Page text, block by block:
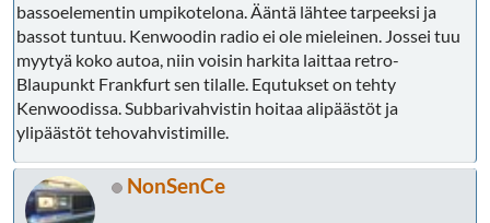
bassoelementin umpikotelona. Ääntä lähtee tarpeeksi ja
bassot tuntuu. Kenwoodin radio ei ole mieleinen. Jossei tuu
myytyä koko autoa, niin voisin harkita laittaa retro-
Blaupunkt Frankfurt sen tilalle. Equtukset on tehty
Kenwoodissa. Subbarivahvistin hoitaa alipäästöt ja
ylipäästöt tehovahvistimille.
NonSenCe